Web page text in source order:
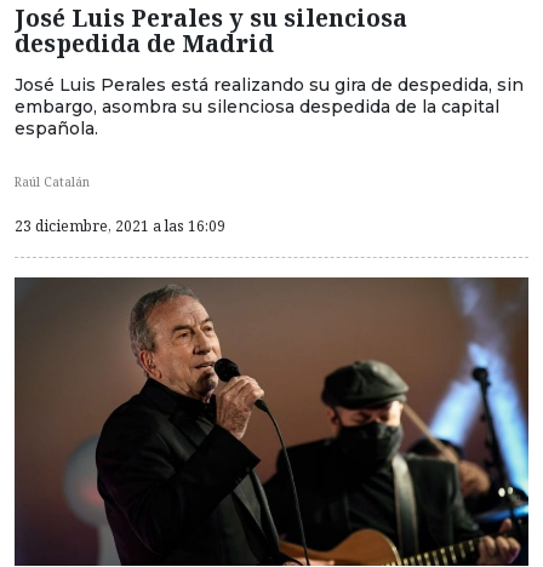
José Luis Perales y su silenciosa
despedida de Madrid
José Luis Perales está realizando su gira de despedida, sin
embargo, asombra su silenciosa despedida de la capital
española.
Raúl Catalán
23 diciembre, 2021 a las 16:09